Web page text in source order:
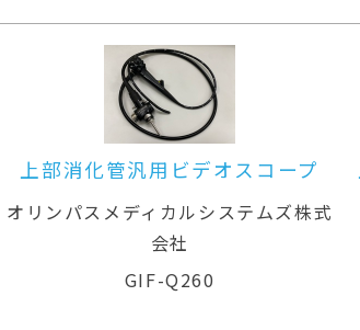
上部消化管汎用ビデオスコープ
オリンパスメディカルシステムズ株式
会社
GIF-Q260